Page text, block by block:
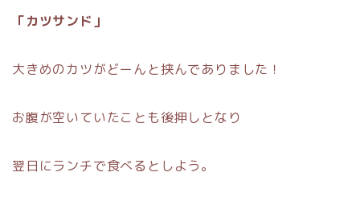
「カツサンド」
大きめのカツがどーんと挟んでありました！
お腹が空いていたことも後押しとなり
翌日にランチで食べるとしよう。